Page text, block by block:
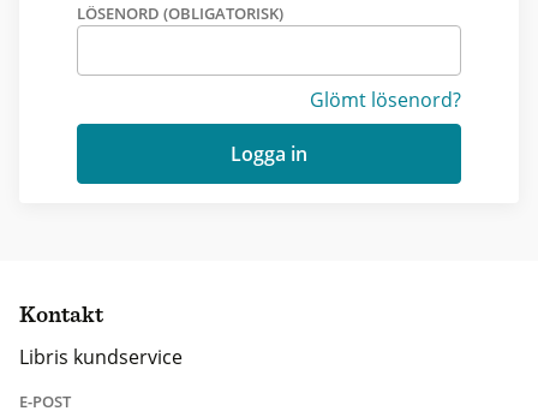
LÖSENORD (OBLIGATORISK)
Glömt lösenord?
Logga in
Kontakt
Libris kundservice
E-POST